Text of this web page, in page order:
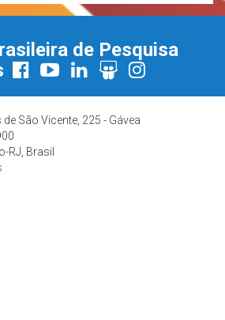
de Pesquisa
São Vicente, 225 - Gávea
RJ, Brasil